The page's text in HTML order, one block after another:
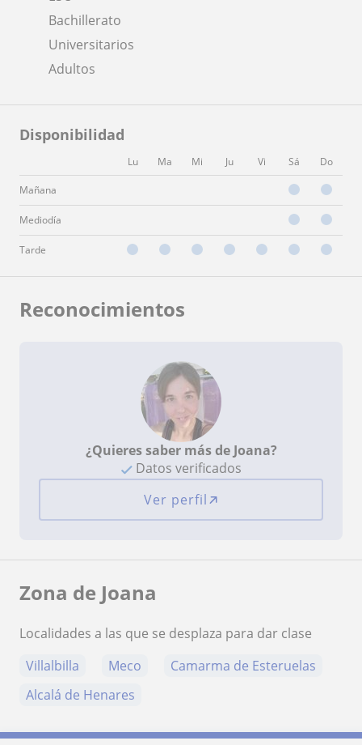
Bachillerato
Universitarios
Adultos
Disponibilidad
Lu Ma Mi Ju Vi Sá Do
Mañana
Mediodía
Tarde
Reconocimientos
¿Quieres saber más de Joana?
Datos verificados
Ver perfil
Zona de Joana
Localidades a las que se desplaza para dar clase
Villalbilla
Meco
Camarma de Esteruelas
Alcalá de Henares